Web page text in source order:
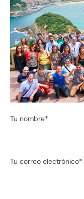
Tu nombre*
Tu correo electrónico*